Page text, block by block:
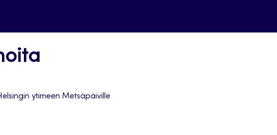
ytimeen Metsäpäiville